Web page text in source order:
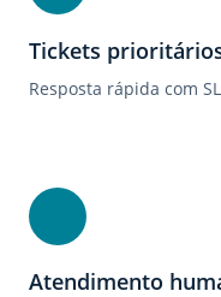
Tickets
Resposta rápida com
Atendimento